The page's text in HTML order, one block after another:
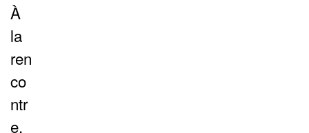
À
la
ren
co
ntr
e,